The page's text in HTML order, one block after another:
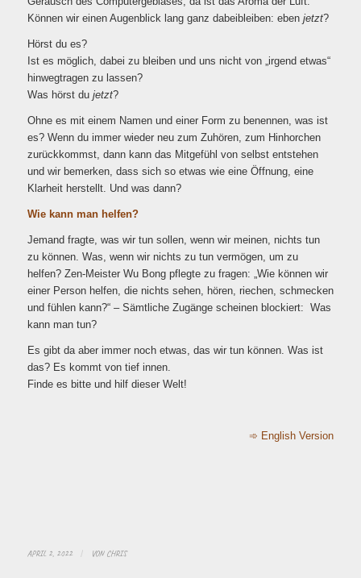
Können wir einen Augenblick lang ganz dabeibleiben: eben jetzt?
Hörst du es?
Ist es möglich, dabei zu bleiben und uns nicht von „irgend etwas“
hinwegtragen zu lassen?
Was hörst du jetzt?
Ohne es mit einem Namen und einer Form zu benennen, was ist
es? Wenn du immer wieder neu zum Zuhören, zum Hinhorchen
zurückkommst, dann kann das Mitgefühl von selbst entstehen
und wir bemerken, dass sich so etwas wie eine Öffnung, eine
Klarheit herstellt. Und was dann?
Wie kann man helfen?
Jemand fragte, was wir tun sollen, wenn wir meinen, nichts tun
zu können. Was, wenn wir nichts zu tun vermögen, um zu
helfen? Zen-Meister Wu Bong pflegte zu fragen: „Wie können wir
einer Person helfen, die nichts sehen, hören, riechen, schmecken
und fühlen kann?“ – Sämtliche Zugänge scheinen blockiert: Was
kann man tun?
Es gibt da aber immer noch etwas, das wir tun können. Was ist
das? Es kommt von tief innen.
Finde es bitte und hilf dieser Welt!
➾ English Version
APRIL 2, 2022 / VON CHRIS